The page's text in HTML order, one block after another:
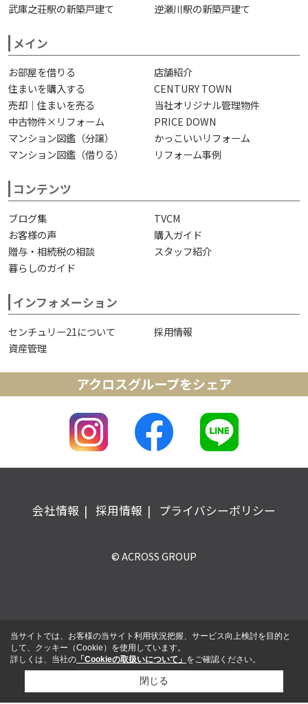
武庫之荘駅の新築戸建て
逆瀬川駅の新築戸建て
メイン
お部屋を借りる
店舗紹介
住まいを購入する
CENTURY TOWN
売却｜住まいを売る
当社オリジナル管理物件
中古物件×リフォーム
PRICE DOWN
マンション図鑑（分譲）
かっこいいリフォーム
マンション図鑑（借りる）
リフォーム事例
コンテンツ
ブログ集
TVCM
お客様の声
購入ガイド
贈与・相続税の相談
スタッフ紹介
暮らしのガイド
インフォメーション
センチュリー21について
採用情報
資産管理
アクロスグループをシェア
会社情報 採用情報 プライバシーポリシー
© ACROSS GROUP
当サイトでは、お客様の当サイト利用状況把握、サービス向上検討を目的と
して、クッキー（Cookie）を使用しています。
詳しくは、当社の 「Cookieの取扱いについて」 をご確認ください。
閉じる